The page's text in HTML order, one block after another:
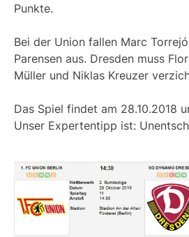
Punkte.
Bei der Union fallen Marc
Parensen aus. Dresden muss
Müller und Niklas Kreuzer
Das Spiel findet am 28.10.2018
Unser Expertentipp ist: